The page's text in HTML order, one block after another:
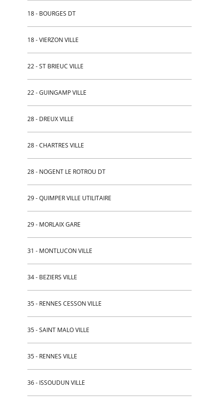
18 - BOURGES DT
18 - VIERZON VILLE
22 - ST BRIEUC VILLE
22 - GUINGAMP VILLE
28 - DREUX VILLE
28 - CHARTRES VILLE
28 - NOGENT LE ROTROU DT
29 - QUIMPER VILLE UTILITAIRE
29 - MORLAIX GARE
31 - MONTLUCON VILLE
34 - BEZIERS VILLE
35 - RENNES CESSON VILLE
35 - SAINT MALO VILLE
35 - RENNES VILLE
36 - ISSOUDUN VILLE